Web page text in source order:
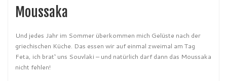
Moussaka
Und jedes Jahr im Sommer überkommen mich Gelüste nach der
griechischen Küche. Das essen wir auf einmal zweimal am Tag
Feta, ich brat‘ uns Souvlaki – und natürlich darf dann das Moussaka
nicht fehlen!